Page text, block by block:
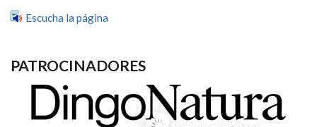
Escucha la página
PATROCINADORES